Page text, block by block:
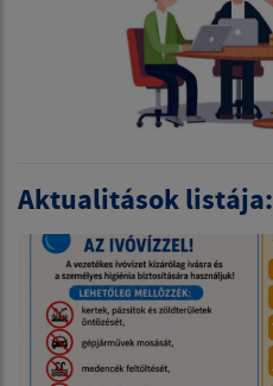
Aktualitások listája: